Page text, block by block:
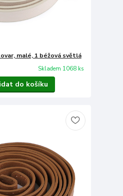
malé, 1 béžová světlá
Skladem 1068 ks
do košíku